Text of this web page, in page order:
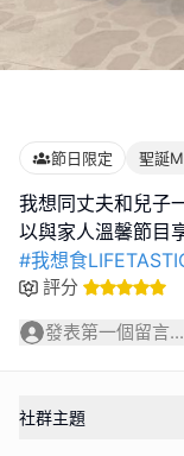
節日限定 聖誕
我想同丈夫和兒子
#我想食
評分
發表第一個留言...
社群主題